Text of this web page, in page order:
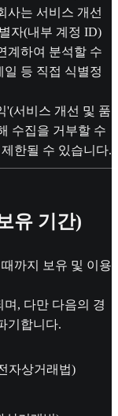
사는 서비스 개선
자(내부 계정 ID)
계하여 분석할 수
등 직접 식별정
'(서비스 개선 및 품
수집을 거부할 수
한될 수 있습니다.
유 기간)
까지 보유 및 이용
, 다만 다음의 경
기합니다.
자상거래법)